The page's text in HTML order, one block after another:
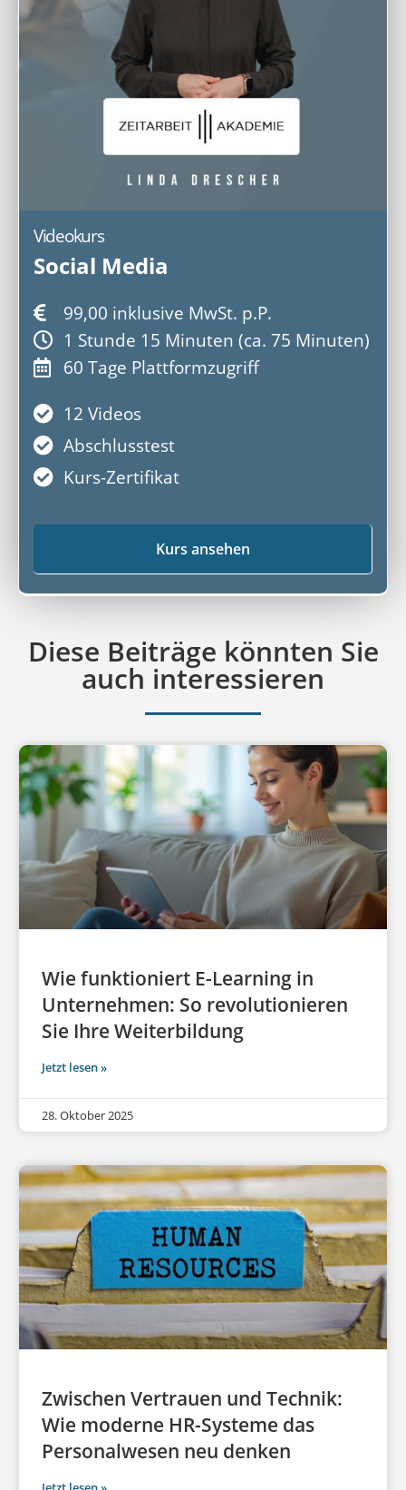
Videokurs
Social Media
99,00 inklusive MwSt. p.P.
1 Stunde 15 Minuten (ca. 75 Minuten)
60 Tage Plattformzugriff
12 Videos
Abschlusstest
Kurs-Zertifikat
Kurs ansehen
Diese Beiträge könnten Sie
auch interessieren
Wie funktioniert E-Learning in
Unternehmen: So revolutionieren
Sie Ihre Weiterbildung
Jetzt lesen »
28. Oktober 2025
Zwischen Vertrauen und Technik:
Wie moderne HR-Systeme das
Personalwesen neu denken